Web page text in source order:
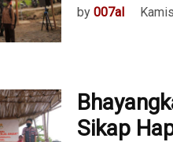
by 007al
Sikap